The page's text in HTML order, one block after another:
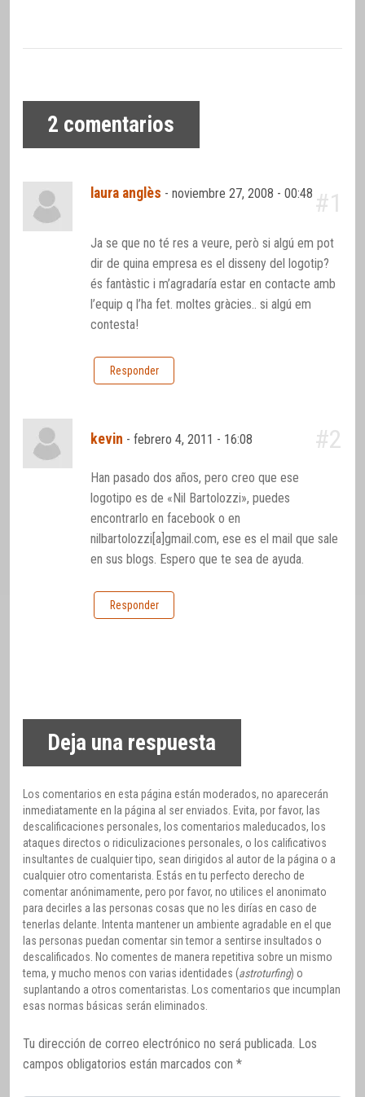
2 comentarios
laura anglès -noviembre 27, 2008 - 00:48 #1
Ja se que no té res a veure, però si algú em pot
dir de quina empresa es el disseny del logotip?
és fantàstic i m’agradaría estar en contacte amb
l’equip q l’ha fet. moltes gràcies.. si algú em
contesta!
Responder
kevin -febrero 4, 2011 - 16:08 #2
Han pasado dos años, pero creo que ese
logotipo es de «Nil Bartolozzi», puedes
encontrarlo en facebook o en
nilbartolozzi[a]gmail.com, ese es el mail que sale
en sus blogs. Espero que te sea de ayuda.
Responder
Deja una respuesta
Los comentarios en esta página están moderados, no aparecerán
inmediatamente en la página al ser enviados. Evita, por favor, las
descalificaciones personales, los comentarios maleducados, los
ataques directos o ridiculizaciones personales, o los calificativos
insultantes de cualquier tipo, sean dirigidos al autor de la página o a
cualquier otro comentarista. Estás en tu perfecto derecho de
comentar anónimamente, pero por favor, no utilices el anonimato
para decirles a las personas cosas que no les dirías en caso de
tenerlas delante. Intenta mantener un ambiente agradable en el que
las personas puedan comentar sin temor a sentirse insultados o
descalificados. No comentes de manera repetitiva sobre un mismo
tema, y mucho menos con varias identidades (astroturfing) o
suplantando a otros comentaristas. Los comentarios que incumplan
esas normas básicas serán eliminados.
Tu dirección de correo electrónico no será publicada. Los
campos obligatorios están marcados con *